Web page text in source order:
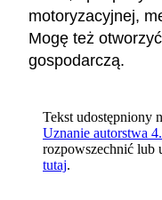
motoryzacyjnej,
Mogę też
gospodarczą.
Tekst udostępniony
Uznanie autorstwa
rozpowszechnić lub
tutaj.